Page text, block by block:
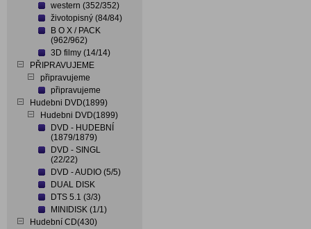
western (352/352)
životopisný (84/84)
B O X / PACK
(962/962)
3D filmy (14/14)
PŘIPRAVUJEME
připravujeme
připravujeme
Hudebni DVD(1899)
Hudebni DVD(1899)
DVD - HUDEBNÍ
(1879/1879)
DVD - SINGL
(22/22)
DVD - AUDIO (5/5)
DUAL DISK
DTS 5.1 (3/3)
MINIDISK (1/1)
Hudební CD(430)